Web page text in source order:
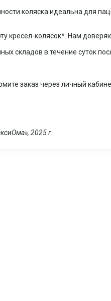
коляска идеальна для
колясок*. Нам
складов в течение суток
заказ через личный
2025 г.